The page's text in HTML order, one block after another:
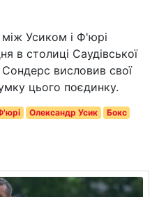
Усиком і Ф'юрі
в столиці Саудівської
Сондерс висловив свої
цього поєдинку.
Олександр Усик
Бокс